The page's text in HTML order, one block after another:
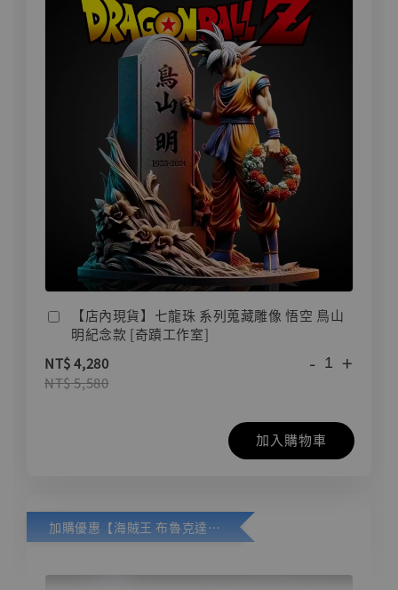
【店內現貨】七龍珠 系列蒐藏雕像 悟空 鳥山
明紀念款 [奇蹟工作室]
NT$ 4,280
NT$ 5,580
- +
加入購物車
加購優惠【海賊王 布魯克達摩 [7STARS Studio]】